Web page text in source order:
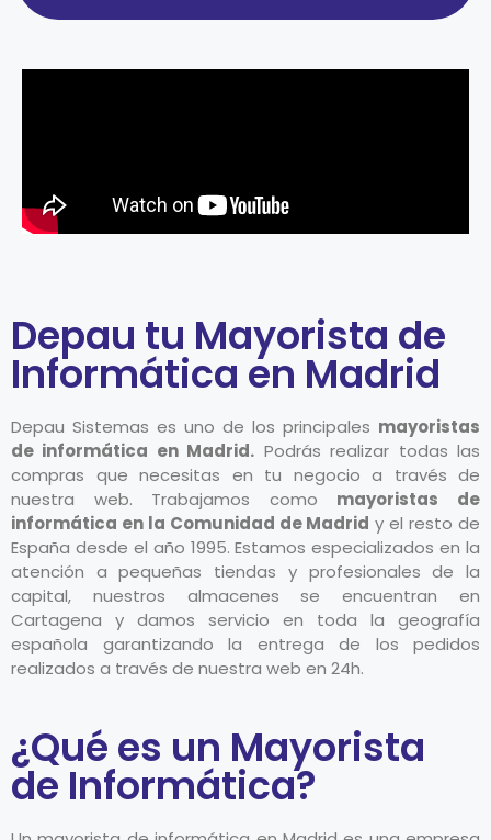
Depau tu Mayorista de
Informática en Madrid
Depau Sistemas es uno de los principales mayoristas
de informática en Madrid. Podrás realizar todas las
compras que necesitas en tu negocio a través de
nuestra web. Trabajamos como mayoristas de
informática en la Comunidad de Madrid y el resto de
España desde el año 1995. Estamos especializados en la
atención a pequeñas tiendas y profesionales de la
capital, nuestros almacenes se encuentran en
Cartagena y damos servicio en toda la geografía
española garantizando la entrega de los pedidos
realizados a través de nuestra web en 24h.
¿Qué es un Mayorista
de Informática?